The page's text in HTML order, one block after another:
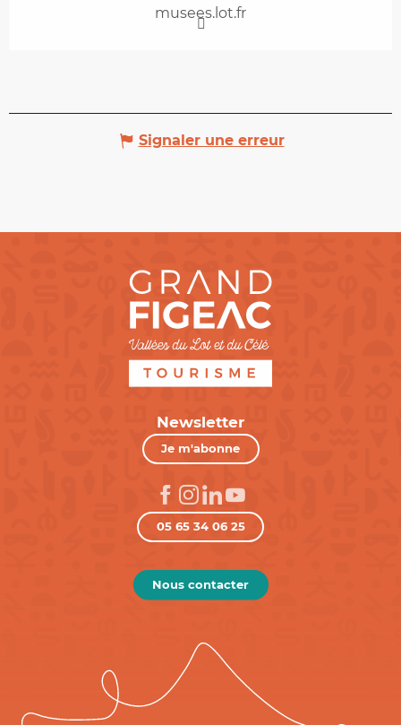
musees.lot.fr
Signaler une erreur
Newsletter
Je m'abonne
05 65 34 06 25
Nous contacter